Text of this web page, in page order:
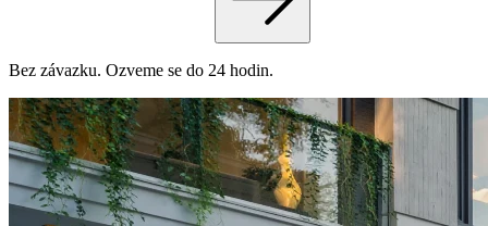
Bez závazku. Ozveme se do 24 hodin.